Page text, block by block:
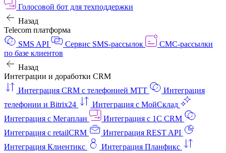
Голосовой бот для техподдержки
Назад
Telecom платформа
SMS API
Сервис SMS-рассылок
СМС-рассылки
по базе клиентов
Назад
Интеграции и доработки CRM
Интеграция CRM с телефонией МТТ
Интеграция
телефонии и Bitrix24
Интеграция с МойСклад
Интеграция с Мегаплан
Интеграция с 1C CRM
Интеграция с retailCRM
Интеграция REST API
Интеграция Клиентикс
Интеграция Планфикс